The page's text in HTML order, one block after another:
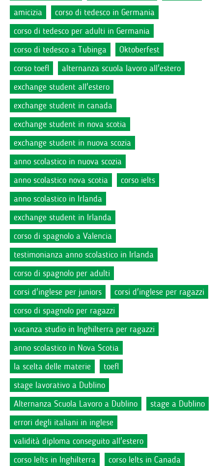
amicizia
corso di tedesco in Germania
corso di tedesco per adulti in Germania
corso di tedesco a Tubinga
Oktoberfest
corso toefl
alternanza scuola lavoro all'estero
exchange student all'estero
exchange student in canada
exchange student in nova scotia
exchange student in nuova scozia
anno scolastico in nuova scozia
anno scolastico nova scotia
corso ielts
anno scolastico in Irlanda
exchange student in Irlanda
corso di spagnolo a Valencia
testimonianza anno scolastico in Irlanda
corso di spagnolo per adulti
corsi d'inglese per juniors
corsi d'inglese per ragazzi
corso di spagnolo per ragazzi
vacanza studio in Inghilterra per ragazzi
anno scolastico in Nova Scotia
la scelta delle materie
toefl
stage lavorativo a Dublino
Alternanza Scuola Lavoro a Dublino
stage a Dublino
errori degli italiani in inglese
validità diploma conseguito all'estero
corso Ielts in Inghilterra
corso Ielts in Canada